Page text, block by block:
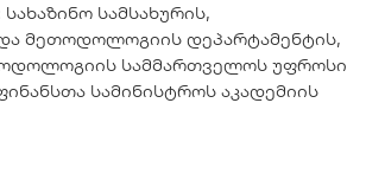
სამსახურის,
და მეთოდოლოგიის დეპარტამენტის,
სამმართველოს უფროსი
სამინისტროს აკადემიის